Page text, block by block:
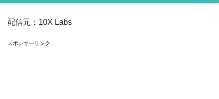
配信元： 10X Labs
スポンサーリンク